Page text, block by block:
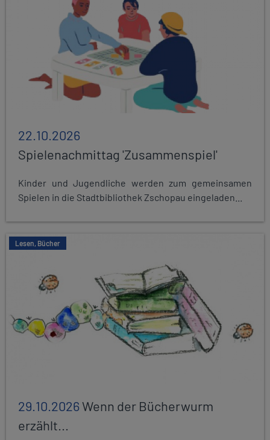
22.10.2026
Spielenachmittag 'Zusammenspiel'
Kinder und Jugendliche werden zum gemeinsamen
Spielen in die Stadtbibliothek Zschopau eingeladen...
Lesen, Bücher
29.10.2026Wenn der Bücherwurm
erzählt...